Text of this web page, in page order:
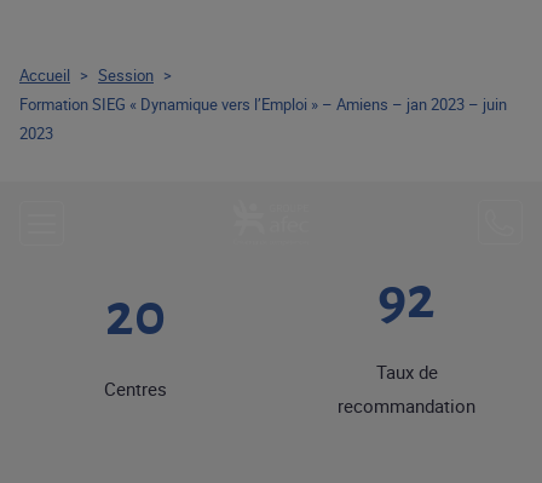
20
Centres
92
Taux de
recommandation
Accueil > Session >
Formation SIEG « Dynamique vers l’Emploi » – Amiens – jan 2023 – juin
2023